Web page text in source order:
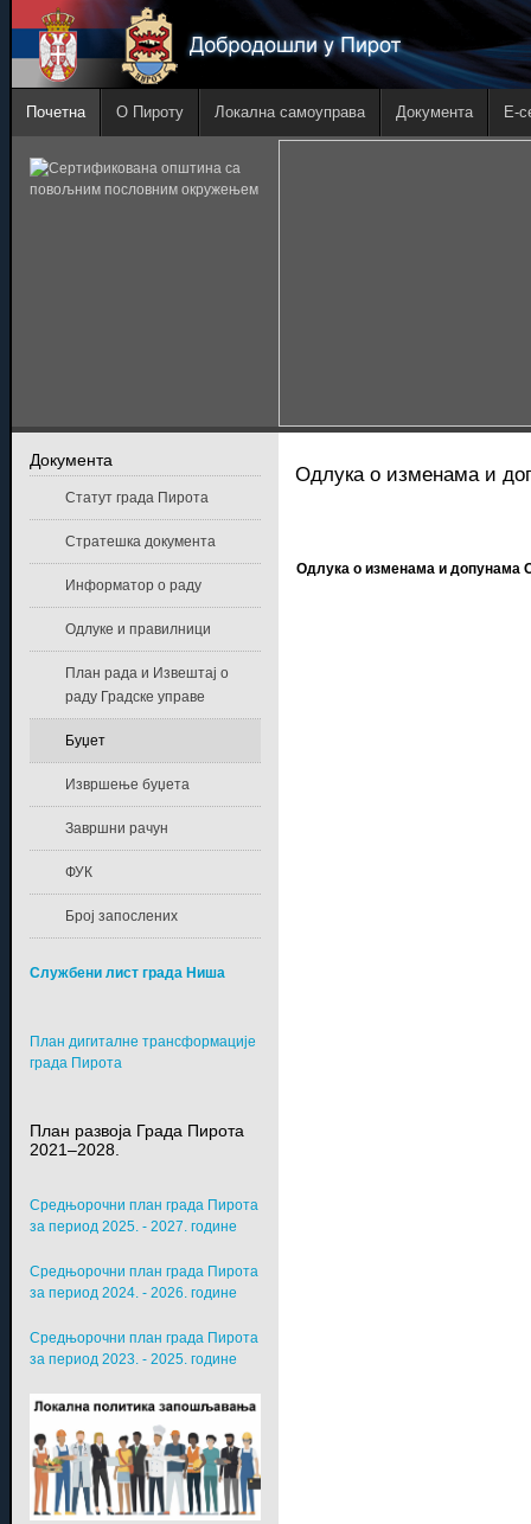
Почетна О Пироту Локална самоуправа Документа E-
Одлука о изменама и
Одлука о изменама и допунама
Документа
Статут града Пирота
Стратешка документа
Информатор о раду
Одлуке и правилници
План рада и Извештај о
раду Градске управе
Буџет
Извршење буџета
Завршни рачун
ФУК
Број запослених
Службени лист града Ниша
План дигиталне трансформације
града Пирота
План развоја Града Пирота
2021–2028.
Средњорочни план града Пирота
за период 2025. - 2027. године
Средњорочни план града Пирота
за период 2024. - 2026. године
Средњорочни план града Пирота
за период 2023. - 2025. године